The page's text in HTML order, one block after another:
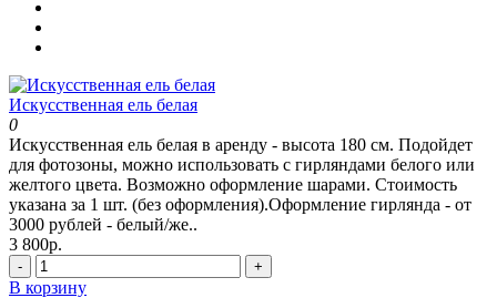
Искусственная ель белая
0
Искусственная ель белая в аренду - высота 180 см. Подойдет
для фотозоны, можно использовать с гирляндами белого или
желтого цвета. Возможно оформление шарами. Стоимость
указана за 1 шт. (без оформления).Оформление гирлянда - от
3000 рублей - белый/же..
3 800р.
- +
В корзину